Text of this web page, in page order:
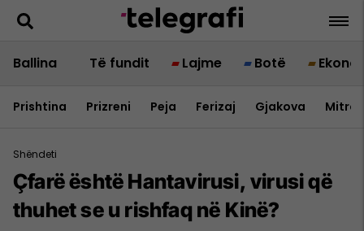
Ballina Të fundit Lajme Botë
Prishtina Prizreni Peja Ferizaj Gjakova
Shëndeti
Çfarë është Hantavirusi, virusi që
thuhet se u rishfaq në Kinë?